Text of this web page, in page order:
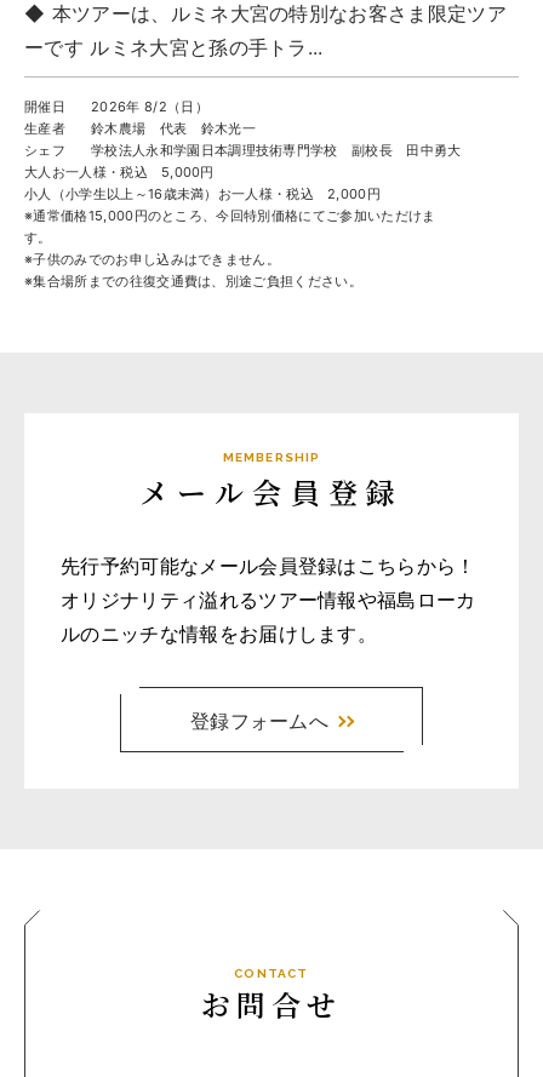
参加の流れ
メール会員登録
お問合せ
Food Camp（English）
BEST TABLE
ベストテーブル
トップ
ケータリング
実例一覧
法人・自治体様向け
◆ 本ツアーは、ルミネ大宮の特別なお客さま限定ツア
ーです ルミネ大宮と孫の手トラ...
開催日
2026年 8/2（日）
生産者
鈴木農場 代表 鈴木光一
シェフ
学校法人永和学園日本調理技術専門学校 副校長 田中勇大
大人お一人様・税込
5,000円
小人（小学生以上～16歳未満）お一人様・税込
2,000円
※通常価格15,000円のところ、今回特別価格にてご参加いただけま
す。
※子供のみでのお申し込みはできません。
※集合場所までの往復交通費は、別途ご負担ください。
MEMBERSHIP
メール会員登録
先行予約可能なメール会員登録はこちらから！
オリジナリティ溢れるツアー情報や福島ローカ
ルのニッチな情報をお届けします。
登録フォームへ
CONTACT
お問合せ